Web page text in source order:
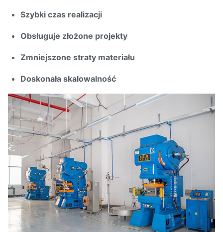
Szybki czas realizacji
Obsługuje złożone projekty
Zmniejszone straty materiału
Doskonała skalowalność